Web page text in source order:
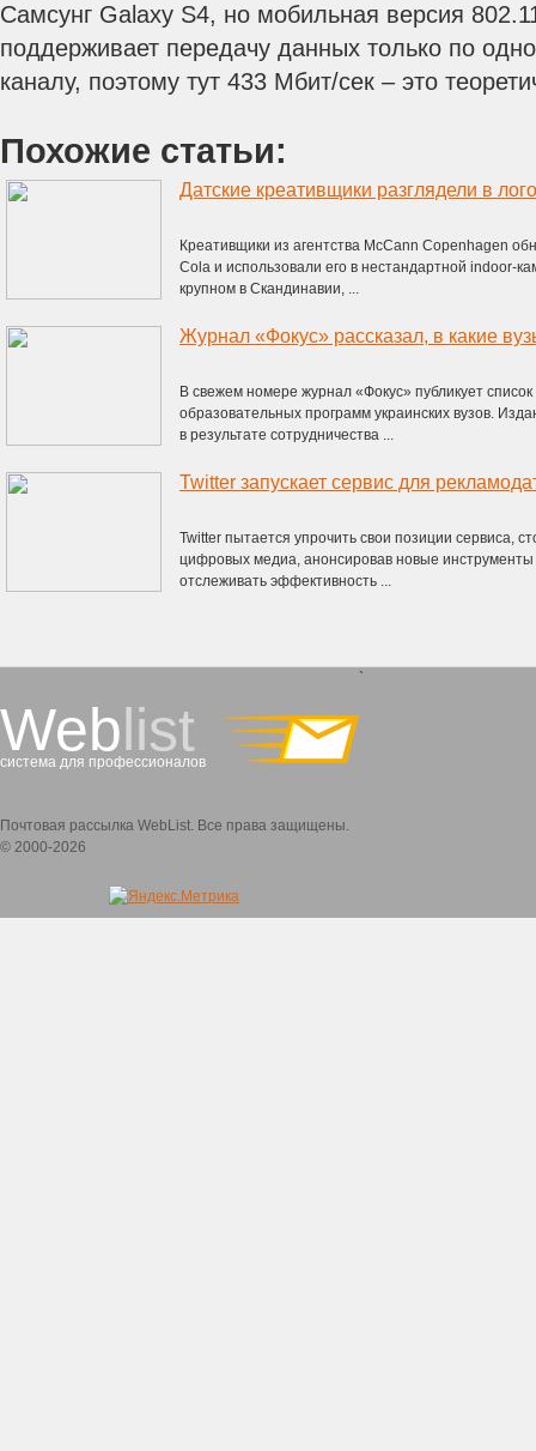
Самсунг Galaxy S4, но мобильная версия
поддерживает передачу данных только по
каналу, поэтому тут 433 Мбит/сек – это
Похожие статьи:
Креативщики из агентства McCann Copenhagen
Cola и использовали его в нестандартной indoor-
крупном в Скандинавии, ...
Журнал «Фокус» рассказал, в какие
В свежем номере журнал «Фокус» публикует
образовательных программ украинских вузов.
в результате сотрудничества ...
Twitter запускает сервис для
Twitter пытается упрочить свои позиции сервиса,
цифровых медиа, анонсировав новые
отслеживать эффективность ...
Weblist
система для профессионалов
`
Почтовая рассылка WebList. Все права защищены.
© 2000-2026